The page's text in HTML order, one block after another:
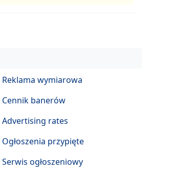
Reklama wymiarowa
Cennik banerów
Advertising rates
Ogłoszenia przypięte
Serwis ogłoszeniowy